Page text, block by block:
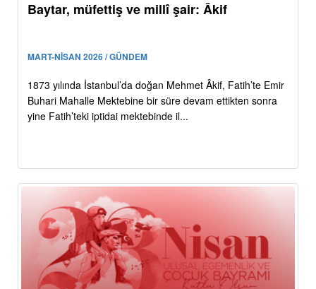
Baytar, müfettiş ve millî şair: Âkif
MART-NİSAN 2026 / GÜNDEM
1873 yılında İstanbul’da doğan Mehmet Âkif, Fatih’te Emir
Buhari Mahalle Mektebine bir süre devam ettikten sonra
yine Fatih’teki iptidai mektebinde il...